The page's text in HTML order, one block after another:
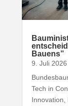
Bauens”
9. Juli 2026
Tech in
Innovation,